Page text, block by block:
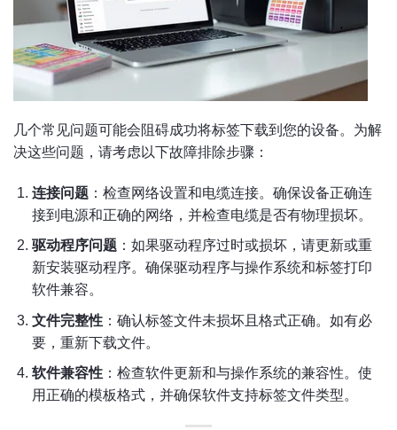
几个常见问题可能会阻碍成功将标签下载到您的设备。为解
决这些问题，请考虑以下故障排除步骤：
连接问题：检查网络设置和电缆连接。确保设备正确连
接到电源和正确的网络，并检查电缆是否有物理损坏。
驱动程序问题：如果驱动程序过时或损坏，请更新或重
新安装驱动程序。确保驱动程序与操作系统和标签打印
软件兼容。
文件完整性：确认标签文件未损坏且格式正确。如有必
要，重新下载文件。
软件兼容性：检查软件更新和与操作系统的兼容性。使
用正确的模板格式，并确保软件支持标签文件类型。